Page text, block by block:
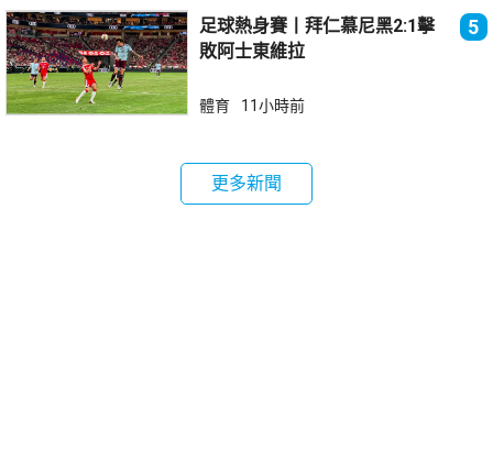
足球熱身賽丨拜仁慕尼黑2:1擊
敗阿士東維拉
5
體育 11小時前
更多新聞